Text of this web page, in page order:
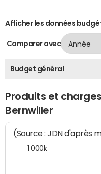
Afficher les données
Comparer avec
Budget général
Produits et
Bernwiller
(Source : JDN d'après
1 000k